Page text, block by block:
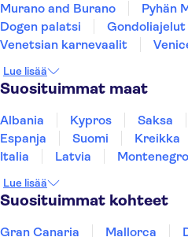
Murano and Burano
Pyhän
Dogen palatsi
Gondoliajelut
Venetsian karnevaalit
La Fenice Theatre
Etna
Vatikaanin museot
Lue lisää
Suosituimmat maat
Albania Kypros Saksa
Espanja
Suomi Kreikka
Italia
Latvia Montenegro
Thaimaa
Turkki
Lue lisää
Suosituimmat kohteet
Gran Canaria Mallorca